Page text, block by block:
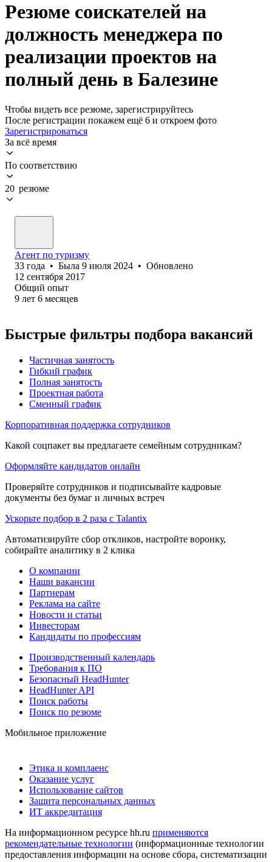
Резюме соискателей на
должность менеджера по
реализации проектов на
полный день в Балезине
Чтобы видеть все резюме, зарегистрируйтесь
После регистрации покажем ещё 6 и откроем фото
Зарегистрироваться
За всё время
По соответствию
20 резюме
Агент по туризму
33 года • Была 9 июля 2024 • Обновлено
12 сентября 2017
Общий опыт
9 лет 6 месяцев
Быстрые фильтры подбора вакансий
Частичная занятость
Гибкий график
Полная занятость
Проектная работа
Сменный график
Корпоративная поддержка сотрудников
Какой соцпакет вы предлагаете семейным сотрудникам?
Оформляйте кандидатов онлайн
Проверяйте сотрудников и подписывайте кадровые
документы без бумаг и личных встреч
Ускорьте подбор в 2 раза с Talantix
Автоматизируйте сбор откликов, настройте воронку,
собирайте аналитику в 2 клика
О компании
Наши вакансии
Партнерам
Реклама на сайте
Новости и статьи
Инвесторам
Кандидаты по профессиям
Производственный календарь
Требования к ПО
Безопасный HeadHunter
HeadHunter API
Поиск работы
Поиск по резюме
Мобильное приложение
Этика и комплаенс
Оказание услуг
Использование сайтов
Защита персональных данных
ИТ аккредитация
На информационном ресурсе hh.ru применяются
рекомендательные технологии (информационные технологии
предоставления информации на основе сбора, систематизации